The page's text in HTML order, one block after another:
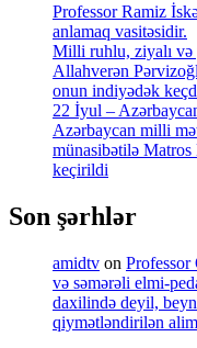
Professor Ramiz
anlamaq vasitəsidir.
Milli ruhlu, ziyalı və
Allahverən
onun indiyədək
22 İyul –
Azərbaycan milli
münasibətilə Matros
keçirildi
Son şərhlər
amidtv on Professor
və səmərəli elmi-
daxilində deyil,
qiymətləndirilən